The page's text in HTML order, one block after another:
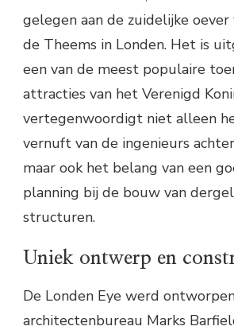
gelegen aan de zuidelijke oever
de Theems in Londen. Het is
een van de meest populaire
attracties van het Verenigd
vertegenwoordigt niet alleen
vernuft van de ingenieurs
maar ook het belang van een
planning bij de bouw van
structuren.
Uniek ontwerp en
De Londen Eye werd
architectenbureau Marks